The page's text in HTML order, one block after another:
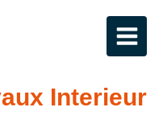
Interieur